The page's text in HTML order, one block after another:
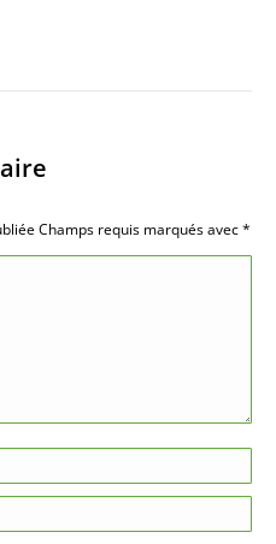
Champs requis marqués avec*